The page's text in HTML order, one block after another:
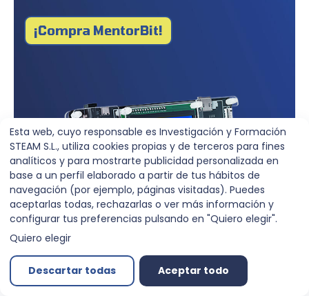
¡Compra MentorBit!
Esta web, cuyo responsable es Investigación y Formación
STEAM S.L., utiliza cookies propias y de terceros para fines
analíticos y para mostrarte publicidad personalizada en
base a un perfil elaborado a partir de tus hábitos de
navegación (por ejemplo, páginas visitadas). Puedes
aceptarlas todas, rechazarlas o ver más información y
configurar tus preferencias pulsando en "Quiero elegir".
Quiero elegir
Descartar todas Aceptar todo